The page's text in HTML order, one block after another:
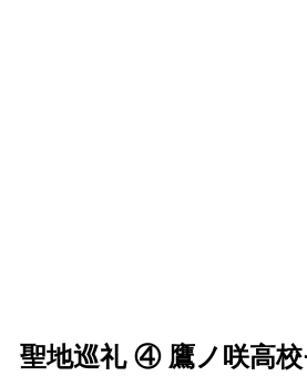
聖地巡礼 ④ 鷹ノ咲高